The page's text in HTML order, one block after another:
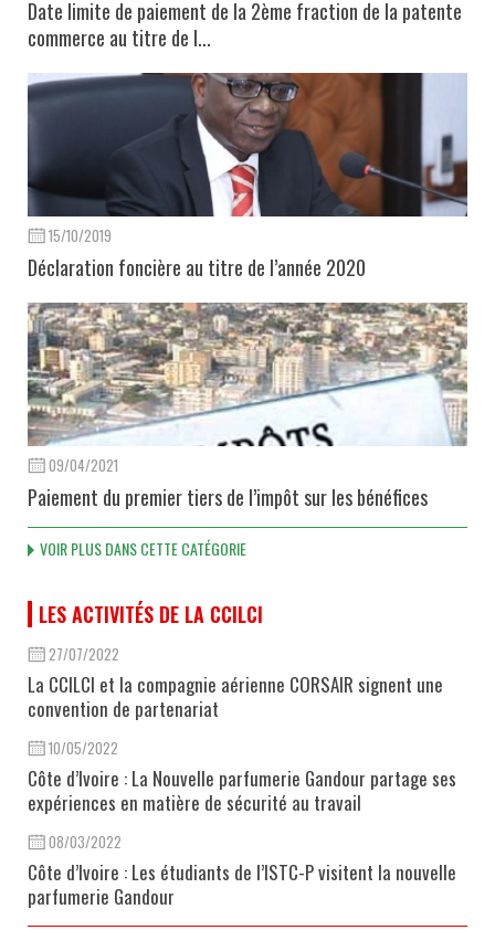
Date limite de paiement de la 2ème fraction de la patente
commerce au titre de l...
15/10/2019
Déclaration foncière au titre de l’année 2020
09/04/2021
Paiement du premier tiers de l’impôt sur les bénéfices
VOIR PLUS DANS CETTE CATÉGORIE
LES ACTIVITÉS DE LA CCILCI
27/07/2022
La CCILCI et la compagnie aérienne CORSAIR signent une
convention de partenariat
10/05/2022
Côte d’Ivoire : La Nouvelle parfumerie Gandour partage ses
expériences en matière de sécurité au travail
08/03/2022
Côte d’Ivoire : Les étudiants de l’ISTC-P visitent la nouvelle
parfumerie Gandour